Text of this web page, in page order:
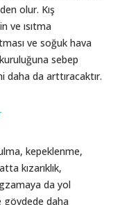
olur. Kış
ve ısıtma
ve soğuk hava
sebep
daha da arttıracaktır.
kepeklenme,
kızarıklık,
da yol
gövdede daha